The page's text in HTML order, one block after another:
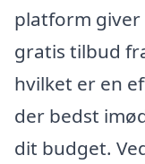
platform
gratis tilbud
hvilket er en
der bedst
dit budget.